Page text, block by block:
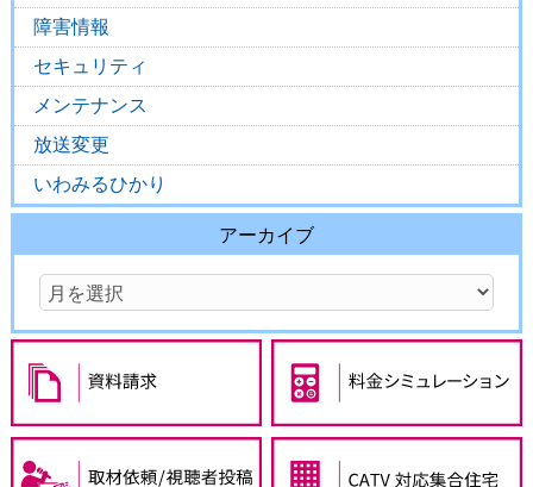
障害情報
セキュリティ
メンテナンス
放送変更
いわみるひかり
アーカイブ